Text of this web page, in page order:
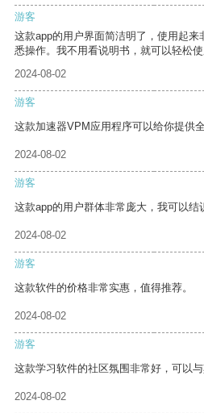
游客
这款app的用户界面简洁明了，使用起
悉操作。我不用看说明书，就可以轻松使
2024-08-02
游客
这款加速器VPM应用程序可以给你提供
2024-08-02
游客
这款app的用户群体非常庞大，我可以结
2024-08-02
游客
这款软件的价格非常实惠，值得推荐。
2024-08-02
游客
这款学习软件的社区氛围非常好，可以
2024-08-02